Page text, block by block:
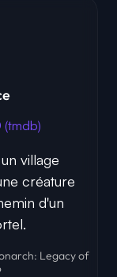
(tmdb)
village
créature
d'un
Legacy of